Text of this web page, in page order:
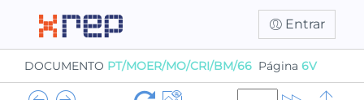
Entrar
DOCUMENTO PT/MOER/MO/CRI/BM/66 Página 6V